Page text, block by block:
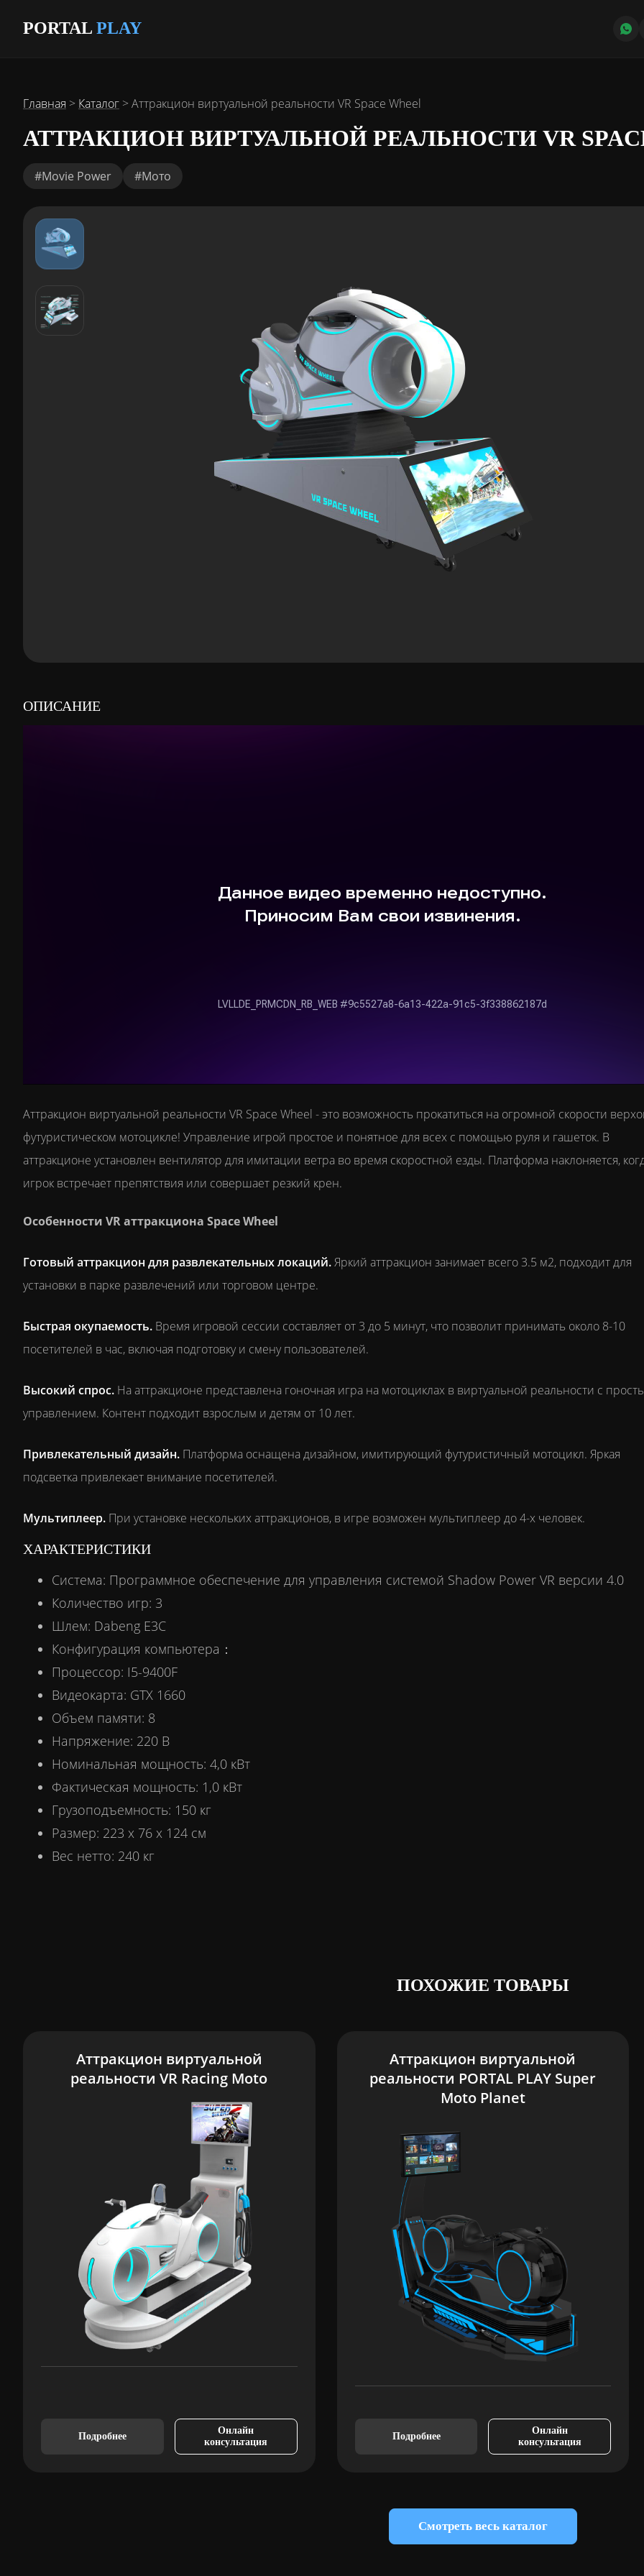
PORTAL PLAY
Главная > Каталог >Аттракцион виртуальной реальности VR Space Wheel
АТТРАКЦИОН ВИРТУАЛЬНОЙ РЕАЛЬНОСТИ VR
#Movie Power #Мото
ОПИСАНИЕ
Аттракцион виртуальной реальности VR Space Wheel - это возможность прокатиться на огромной скорости
футуристическом мотоцикле! Управление игрой простое и понятное для всех с помощью руля и гашеток. В
аттракционе установлен вентилятор для имитации ветра во время скоростной езды. Платформа наклоняется,
игрок встречает препятствия или совершает резкий крен.
Особенности VR аттракциона Space Wheel
Готовый аттракцион для развлекательных локаций.Яркий аттракцион занимает всего 3.5 м2, подходит для
установки в парке развлечений или торговом центре.
Быстрая окупаемость. Время игровой сессии составляет от 3 до 5 минут, что позволит принимать около 8-10
посетителей в час, включая подготовку и смену пользователей.
Высокий спрос. На аттракционе представлена гоночная игра на мотоциклах в виртуальной реальности с
управлением. Контент подходит взрослым и детям от 10 лет.
Привлекательный дизайн. Платформа оснащена дизайном, имитирующий футуристичный мотоцикл. Яркая
подсветка привлекает внимание посетителей.
Мультиплеер. При установке нескольких аттракционов, в игре возможен мультиплеер до 4-х человек.
ХАРАКТЕРИСТИКИ
Система: Программное обеспечение для управления системой Shadow Power VR версии 4.0
Количество игр: 3
Шлем: Dabeng E3C
Конфигурация компьютера：
Процессор: I5-9400F
Видеокарта: GTX 1660
Объем памяти: 8
Напряжение: 220 В
Номинальная мощность: 4,0 кВт
Фактическая мощность: 1,0 кВт
Грузоподъемность: 150 кг
Размер: 223 х 76 х 124 см
Вес нетто: 240 кг
ПОХОЖИЕ ТОВАРЫ
Аттракцион виртуальной
реальности VR Racing Moto
Подробнее
Онлайн
консультация
Аттракцион виртуальной
реальности PORTAL PLAY Super
Moto Planet
Подробнее
Онлайн
консультация
Смотреть весь каталог